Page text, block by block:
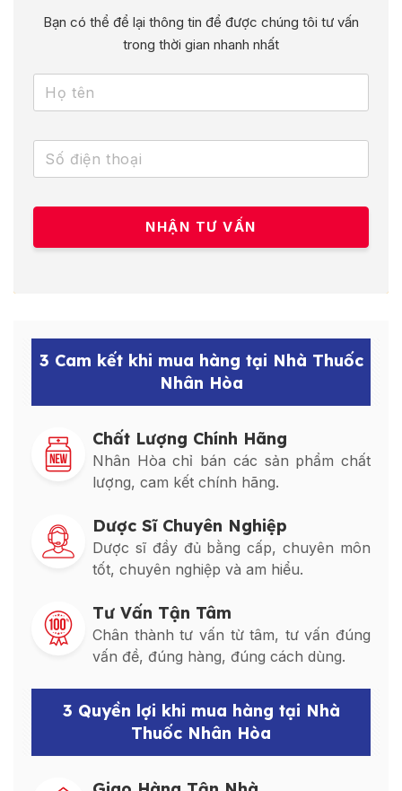
Bạn có thể để lại thông tin để được chúng tôi tư vấn
trong thời gian nhanh nhất
3 Cam kết khi mua hàng tại Nhà Thuốc
Nhân Hòa
Chất Lượng Chính Hãng
Nhân Hòa chỉ bán các sản phẩm chất
lượng, cam kết chính hãng.
Dược Sĩ Chuyên Nghiệp
Dược sĩ đầy đủ bằng cấp, chuyên môn
tốt, chuyên nghiệp và am hiểu.
Tư Vấn Tận Tâm
Chân thành tư vấn từ tâm, tư vấn đúng
vấn đề, đúng hàng, đúng cách dùng.
3 Quyền lợi khi mua hàng tại Nhà
Thuốc Nhân Hòa